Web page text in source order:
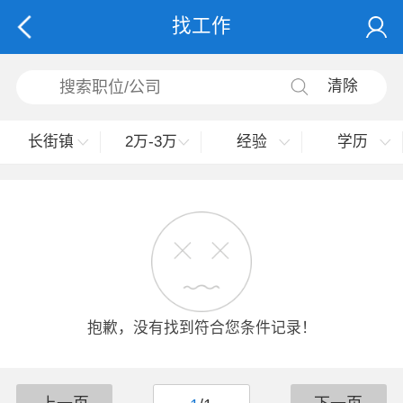
找工作
清除
长街镇 2万-3万 经验 学历
抱歉，没有找到符合您条件记录！